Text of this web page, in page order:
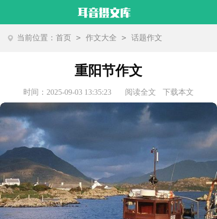
当前位置：首页 > 作文大全 > 话题作文
重阳节作文
时间：2025-09-03 13:35:23 阅读全文 下载本文